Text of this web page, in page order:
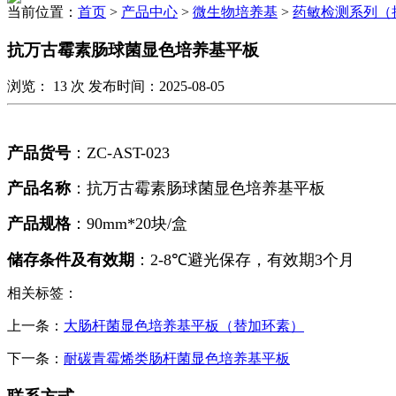
当前位置： 首页 > 产品中心 > 微生物培养基 > 药敏检测系列（
抗万古霉素肠球菌显色培养基平板
浏览： 13 次 发布时间：2025-08-05
产品货号 ： ZC-AST-023
产品名称：抗万古霉素肠球菌显色培养基平板
产品规格： 90mm*20块/盒
储存条件及有效期 ： 2-8℃避光保存，有效期3个月
相关标签：
上一条： 大肠杆菌显色培养基平板（替加环素）
下一条： 耐碳青霉烯类肠杆菌显色培养基平板